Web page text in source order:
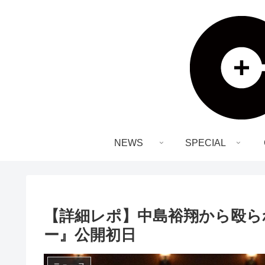
NEWS SPECIAL
【詳細レポ】中島裕翔から殴
ー』公開初日